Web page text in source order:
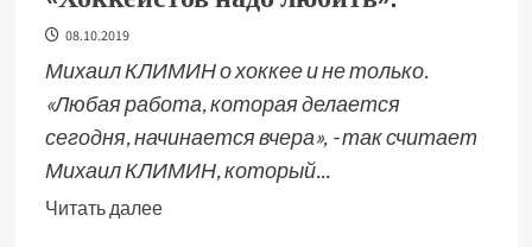
08.10.2019
Михаил КЛИМИН о хоккее и не только.
«Любая работа, которая делается
сегодня, начинается вчера», - так считает
Михаил КЛИМИН, который...
Читать далее